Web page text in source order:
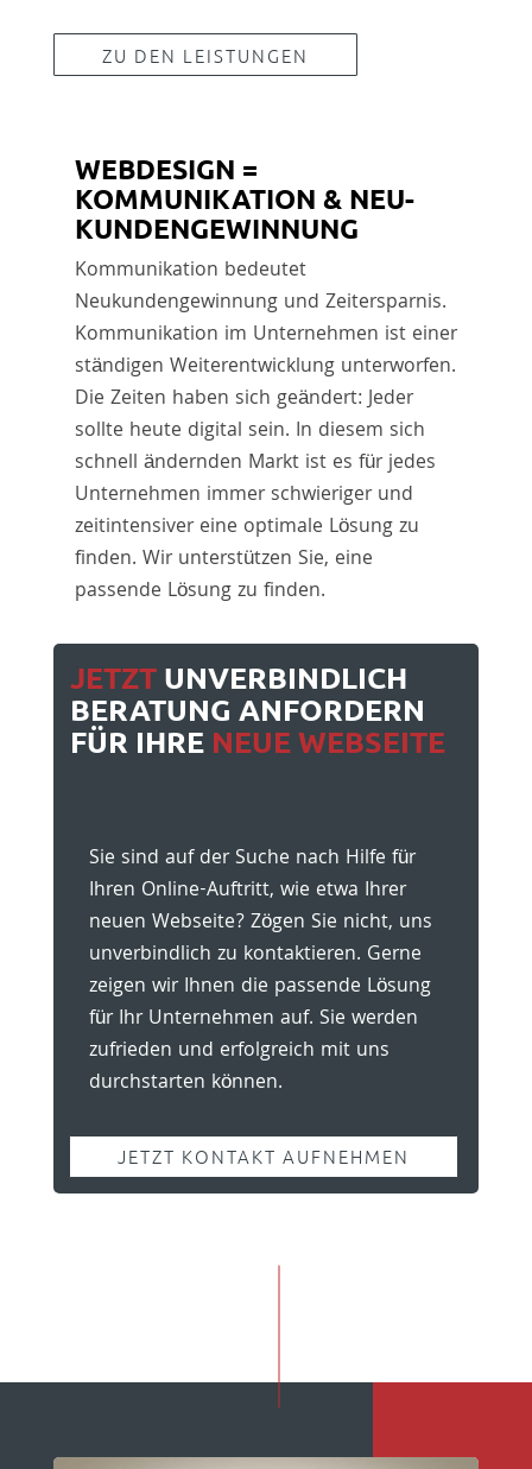
ZU DEN LEISTUNGEN
WEBDESIGN =
KOMMUNIKATION & NEU­
KUN­DEN­GE­WIN­NUNG
Kommunikation bedeutet
Neukundengewinnung und Zeitersparnis.
Kommunikation im Unternehmen ist einer
ständigen Weiterentwicklung unterworfen.
Die Zeiten haben sich geändert: Jeder
sollte heute digital sein. In diesem sich
schnell ändernden Markt ist es für jedes
Unternehmen immer schwieriger und
zeitintensiver eine optimale Lösung zu
finden. Wir unterstützen Sie, eine
passende Lösung zu finden.
JETZT UNVERBINDLICH
BERATUNG ANFORDERN
FÜR IHRE NEUE WEBSEITE
Sie sind auf der Suche nach Hilfe für
Ihren Online-Auftritt, wie etwa Ihrer
neuen Webseite? Zögen Sie nicht, uns
unverbindlich zu kontaktieren. Gerne
zeigen wir Ihnen die passende Lösung
für Ihr Unternehmen auf. Sie werden
zufrieden und erfolgreich mit uns
durchstarten können.
JETZT KONTAKT AUFNEHMEN